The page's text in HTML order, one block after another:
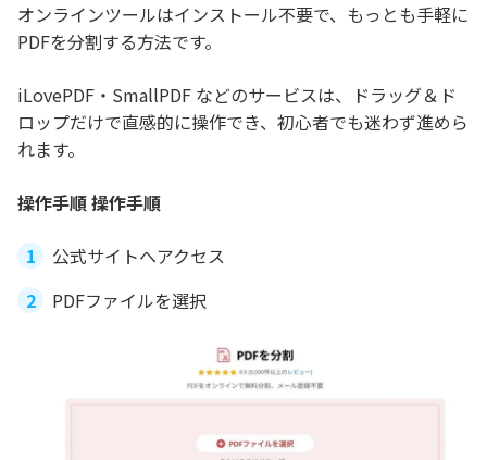
オンラインツールはインストール不要で、もっとも手軽に
PDFを分割する方法です。
iLovePDF・SmallPDF などのサービスは、ドラッグ＆ド
ロップだけで直感的に操作でき、初心者でも迷わず進めら
れます。
操作手順 操作手順
公式サイトへアクセス
PDFファイルを選択